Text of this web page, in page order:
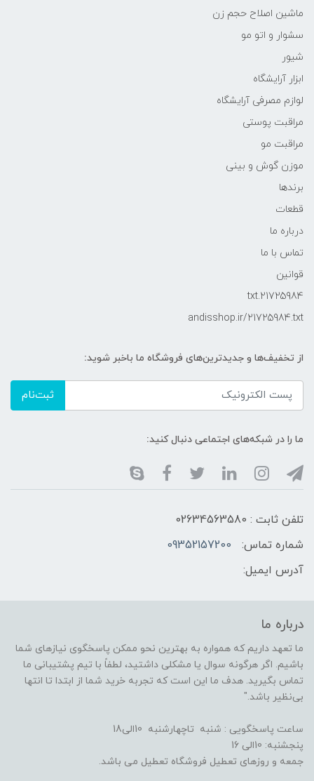
ماشین اصلاح حجم زن
سشوار و اتو مو
شیور
ابزار آرایشگاه
لوازم مصرفی آرایشگاه
مراقبت پوستی
مراقبت مو
موزن گوش و بینی
برندها
قطعات
درباره ما
تماس با ما
قوانین
21725984.txt
andisshop.ir/21725984.txt
از تخفیف‌ها و جدیدترین‌های فروشگاه ما باخبر شوید:
ثبت‌نام
ما را در شبکه‌های اجتماعی دنبال کنید:
تلفن ثابت : 02634563580
شماره تماس:
09352157200
آدرس ایمیل:
درباره ما
ما تعهد داریم که همواره به بهترین نحو ممکن پاسخگوی نیازهای شما
باشیم. اگر هرگونه سوال یا مشکلی داشتید، لطفاً با تیم پشتیبانی ما
تماس بگیرید. هدف ما این است که تجربه خرید شما از ابتدا تا انتها
بی‌نظیر باشد."
ساعت پاسخگویی : شنبه تاچهارشنبه 10الی18
پنجشنبه: 10الی 16
جمعه و روزهای تعطیل فروشگاه تعطیل می باشد.